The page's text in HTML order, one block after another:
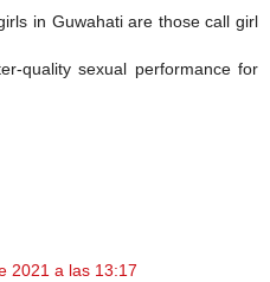
in Guwahati are those call girl
quality sexual performance for
2021 a las 13:17